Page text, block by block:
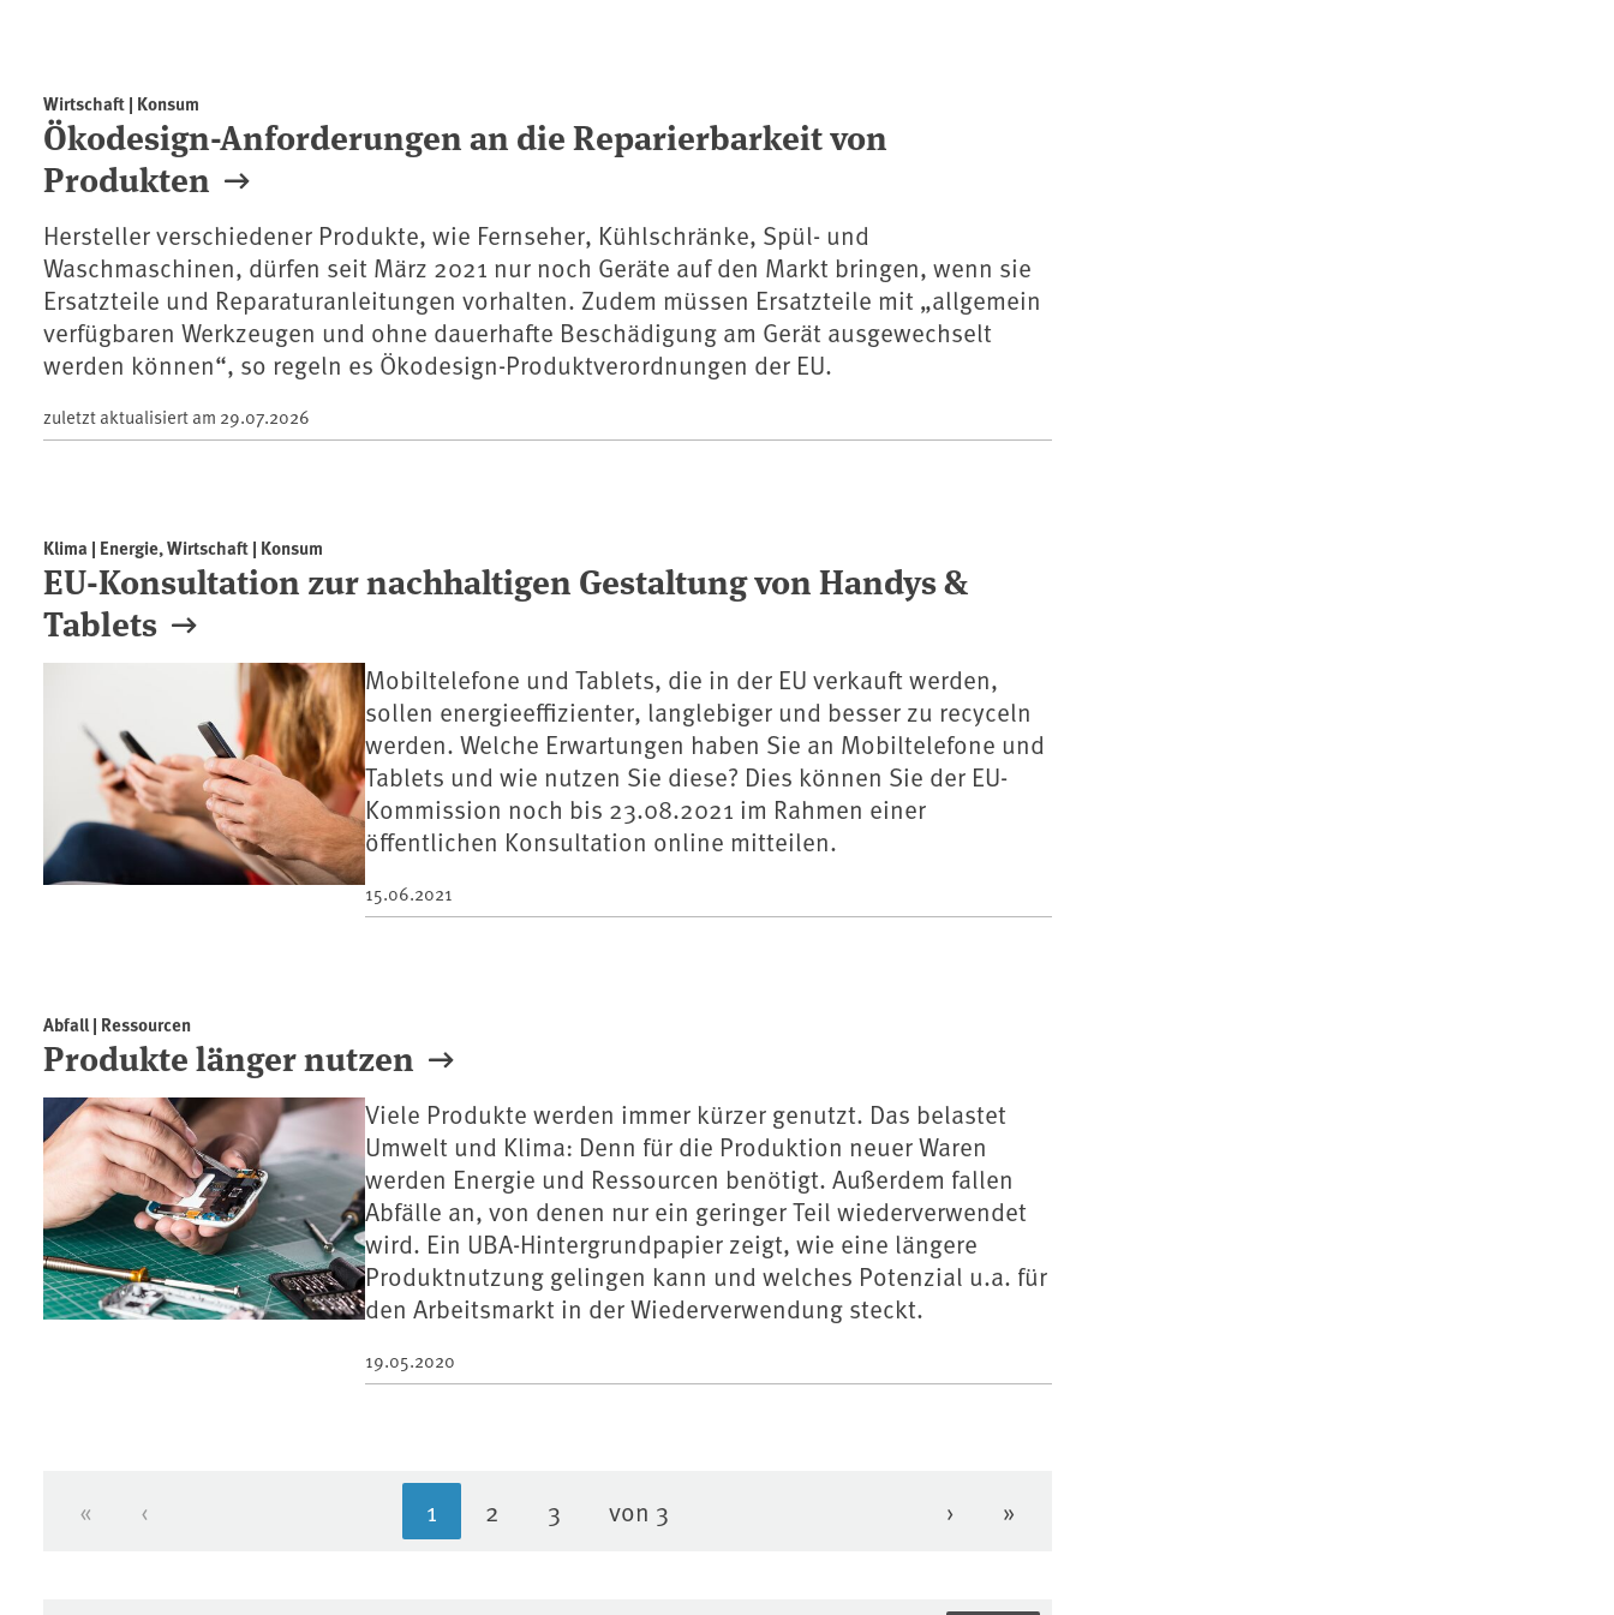
Wirtschaft | Konsum
Ökodesign-Anforderungen an die Reparierbarkeit von
Produkten
Hersteller verschiedener Produkte, wie Fernseher, Kühlschränke, Spül- und
Waschmaschinen, dürfen seit März 2021 nur noch Geräte auf den Markt bringen, wenn sie
Ersatzteile und Reparaturanleitungen vorhalten. Zudem müssen Ersatzteile mit „allgemein
verfügbaren Werkzeugen und ohne dauerhafte Beschädigung am Gerät ausgewechselt
werden können“, so regeln es Ökodesign-Produktverordnungen der EU.
zuletzt aktualisiert am 29.07.2026
Klima | Energie, Wirtschaft | Konsum
EU-Konsultation zur nachhaltigen Gestaltung von Handys &
Tablets
Mobiltelefone und Tablets, die in der EU verkauft werden,
sollen energieeffizienter, langlebiger und besser zu recyceln
werden. Welche Erwartungen haben Sie an Mobiltelefone und
Tablets und wie nutzen Sie diese? Dies können Sie der EU-
Kommission noch bis 23.08.2021 im Rahmen einer
öffentlichen Konsultation online mitteilen.
15.06.2021
Abfall | Ressourcen
Produkte länger nutzen
Viele Produkte werden immer kürzer genutzt. Das belastet
Umwelt und Klima: Denn für die Produktion neuer Waren
werden Energie und Ressourcen benötigt. Außerdem fallen
Abfälle an, von denen nur ein geringer Teil wiederverwendet
wird. Ein UBA-Hintergrundpapier zeigt, wie eine längere
Produktnutzung gelingen kann und welches Potenzial u.a. für
den Arbeitsmarkt in der Wiederverwendung steckt.
19.05.2020
Erste Seite
« Vorherige Seite
‹ Aktuelle Seite
1 Seite
2 Seite
3 von 3 Nächste Seite
› Letzte Seite
»